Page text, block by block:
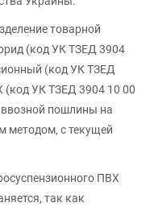
товарной
(код УК ТЗЕД 3904
(код УК ТЗЕД
(код УК ТЗЕД 3904 10 00
ввозной пошлины на
методом, с текущей
ПВХ
так как